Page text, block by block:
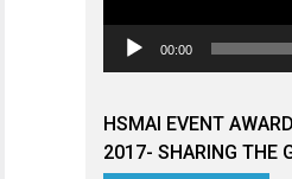
00:00
HSMAI EVENT
2017- SHARING THE